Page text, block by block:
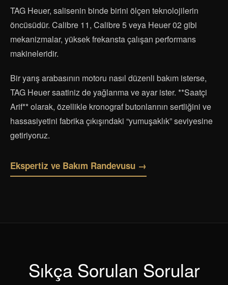
TAG Heuer, salisenin binde birini ölçen teknolojilerin
öncüsüdür. Calibre 11, Calibre 5 veya Heuer 02 gibi
mekanizmalar, yüksek frekansta çalışan performans
makineleridir.
Bir yarış arabasının motoru nasıl düzenli bakım isterse,
TAG Heuer saatiniz de yağlanma ve ayar ister. **Saatçi
Arif** olarak, özellikle kronograf butonlarının sertliğini ve
hassasiyetini fabrika çıkışındaki “yumuşaklık” seviyesine
getiriyoruz.
Ekspertiz ve Bakım Randevusu →
Sıkça Sorulan Sorular